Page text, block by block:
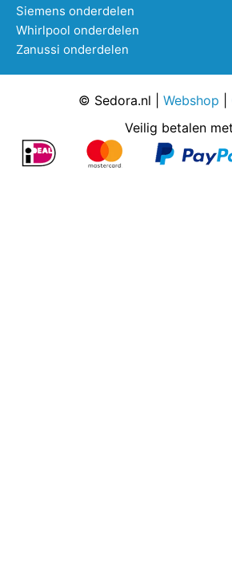
Siemens onderdelen
Whirlpool onderdelen
Zanussi onderdelen
© Sedora.nl | Webshop
Veilig betalen met